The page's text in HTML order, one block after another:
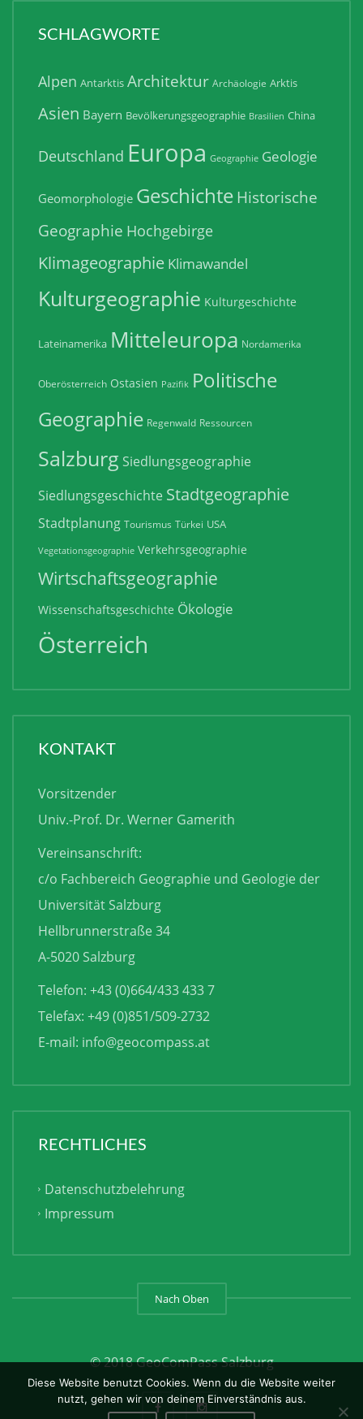
SCHLAGWORTE
Alpen Antarktis Architektur Archäologie Arktis
Asien Bayern Bevölkerungsgeographie Brasilien China
Deutschland Europa Geographie Geologie
Geomorphologie GeschichteHistorische
Geographie Hochgebirge
Klimageographie Klimawandel
Kulturgeographie Kulturgeschichte
Lateinamerika Mitteleuropa Nordamerika
Oberösterreich Ostasien Pazifik Politische
Geographie Regenwald Ressourcen
Salzburg Siedlungsgeographie
Siedlungsgeschichte Stadtgeographie
Stadtplanung Tourismus Türkei USA
Vegetationsgeographie Verkehrsgeographie
Wirtschaftsgeographie
Wissenschaftsgeschichte Ökologie
Österreich
KONTAKT
Vorsitzender
Univ.-Prof. Dr. Werner Gamerith
Vereinsanschrift:
c/o Fachbereich Geographie und Geologie der
Universität Salzburg
Hellbrunnerstraße 34
A-5020 Salzburg
Telefon: +43 (0)664/433 433 7
Telefax: +49 (0)851/509-2732
E-mail: info@geocompass.at
RECHTLICHES
Datenschutzbelehrung
Impressum
Nach Oben
© 2018 GeoComPass Salzburg
Diese Website benutzt Cookies. Wenn du die Website weiter
nutzt, gehen wir von deinem Einverständnis aus.